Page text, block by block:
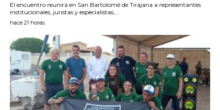
El encuentro reunirá en San Bartolomé de Tirajana a representantes
institucionales, juristas y especialistas,...
hace 21 horas